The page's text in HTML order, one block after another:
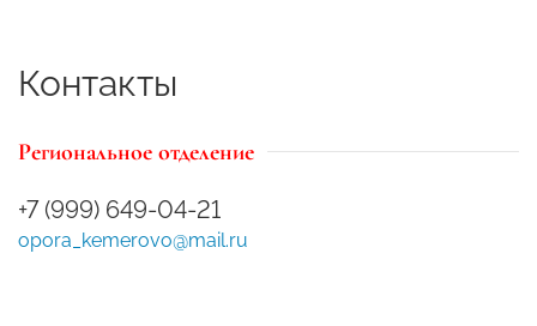
Контакты
Региональное отделение
+7 (999) 649-04-21
opora_kemerovo@mail.ru